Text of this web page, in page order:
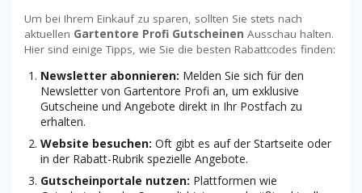
Um bei Ihrem Einkauf zu sparen, sollten Sie stets nach
aktuellen Gartentore Profi Gutscheinen Ausschau halten.
Hier sind einige Tipps, wie Sie die besten Rabattcodes finden:
Newsletter abonnieren: Melden Sie sich für den
Newsletter von Gartentore Profi an, um exklusive
Gutscheine und Angebote direkt in Ihr Postfach zu
erhalten.
Website besuchen: Oft gibt es auf der Startseite oder
in der Rabatt-Rubrik spezielle Angebote.
Gutscheinportale nutzen: Plattformen wie